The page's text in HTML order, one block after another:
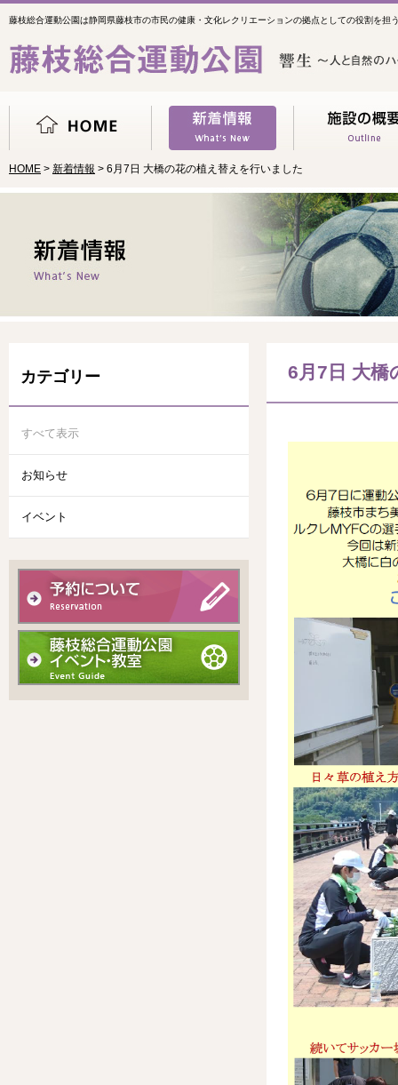
藤枝総合運動公園は静岡県藤枝市の市民の健康・文化レクリエーションの拠点としての役割を担
HOME > 新着情報 > 6月7日 大橋の花の植え替えを行いました
6月7日 大橋
カテゴリー
すべて表示
お知らせ
イベント